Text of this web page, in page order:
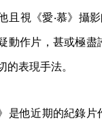
且視《愛‧慕》攝
動作片，甚或極
的表現手法。
是他近期的紀錄